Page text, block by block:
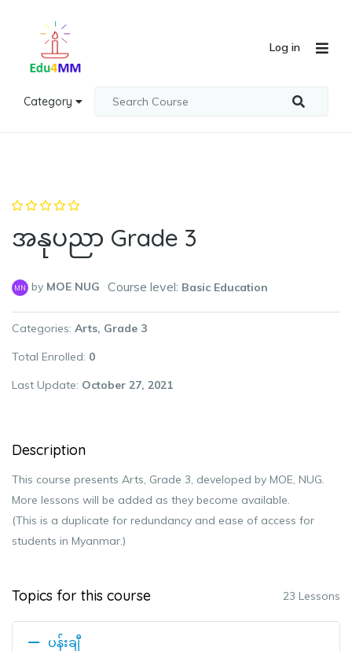
Category
Log in
အနုပညာ Grade 3
MN by MOE NUG Course level: Basic Education
Categories Arts Grade 3
Total Enrolled 0
Last Update October 27, 2021
Description
This course presents Arts, Grade 3, developed by MOE, NUG.
More lessons will be added as they become available.
(This is a duplicate for redundancy and ease of access for
students in Myanmar.)
Topics for this course 23 Lessons
ပန်းချီ